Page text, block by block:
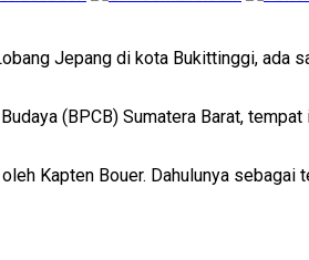
Jepang di kota Bukittinggi, ada
(BPCB) Sumatera Barat,
Kapten Bouer. Dahulunya